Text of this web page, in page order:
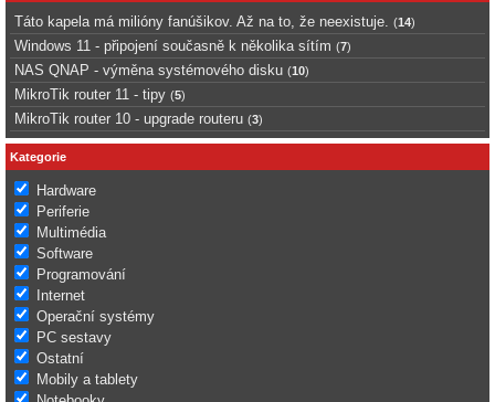
Táto kapela má milióny fanúšikov. Až na to, že neexistuje. (14)
Windows 11 - připojení současně k několika sítím (7)
NAS QNAP - výměna systémového disku (10)
MikroTik router 11 - tipy (5)
MikroTik router 10 - upgrade routeru (3)
Kategorie
Hardware
Periferie
Multimédia
Software
Programování
Internet
Operační systémy
PC sestavy
Ostatní
Mobily a tablety